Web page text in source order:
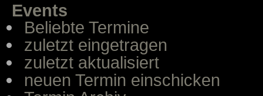
Events
Beliebte Termine
zuletzt eingetragen
zuletzt aktualisiert
neuen Termin einschicken